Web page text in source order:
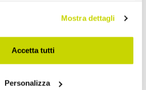
Mostra dettagli
Accetta tutti
Personalizza